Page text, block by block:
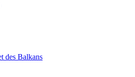
des Balkans